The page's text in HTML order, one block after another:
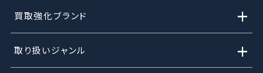
買取強化ブランド +
取り扱いジャンル +